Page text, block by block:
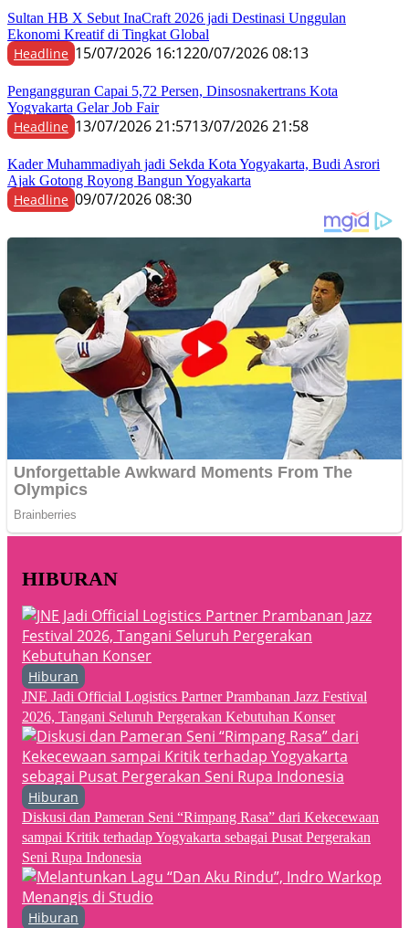
Sultan HB X Sebut InaCraft 2026 jadi Destinasi Unggulan
Ekonomi Kreatif di Tingkat Global
Headline 15/07/2026 16:1220/07/2026 08:13
Pengangguran Capai 5,72 Persen, Dinsosnakertrans Kota
Yogyakarta Gelar Job Fair
Headline 13/07/2026 21:5713/07/2026 21:58
Kader Muhammadiyah jadi Sekda Kota Yogyakarta, Budi Asrori
Ajak Gotong Royong Bangun Yogyakarta
Headline 09/07/2026 08:30
HIBURAN
Hiburan
JNE Jadi Official Logistics Partner Prambanan Jazz Festival
2026, Tangani Seluruh Pergerakan Kebutuhan Konser
Hiburan
Diskusi dan Pameran Seni “Rimpang Rasa” dari Kekecewaan
sampai Kritik terhadap Yogyakarta sebagai Pusat Pergerakan
Seni Rupa Indonesia
Hiburan